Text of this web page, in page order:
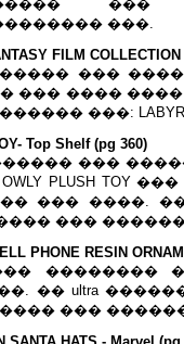
���.
FILM
���
��� ����
���:
Top Shelf (pg 360)
���
PLUSH
��� ����.
���
PHONE RESIN
��������
�� ultra
���